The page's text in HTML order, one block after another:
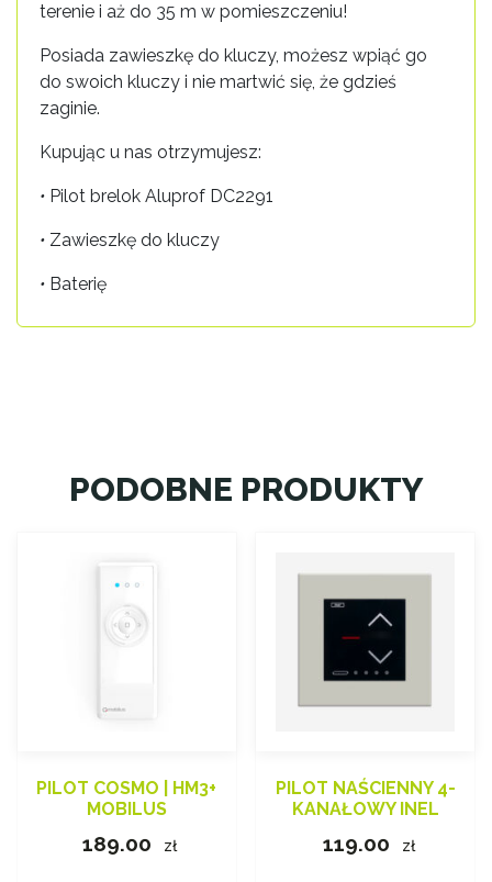
terenie i aż do 35 m w pomieszczeniu!
Posiada zawieszkę do kluczy, możesz wpiąć go
do swoich kluczy i nie martwić się, że gdzieś
zaginie.
Kupując u nas otrzymujesz:
• Pilot brelok Aluprof DC2291
• Zawieszkę do kluczy
• Baterię
PODOBNE PRODUKTY
PILOT COSMO | HM3+
MOBILUS
189.00 zł
PILOT NAŚCIENNY 4-
KANAŁOWY INEL
119.00 zł